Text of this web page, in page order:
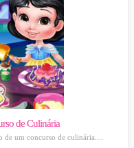
de Culinária
de um concurso de culinária....